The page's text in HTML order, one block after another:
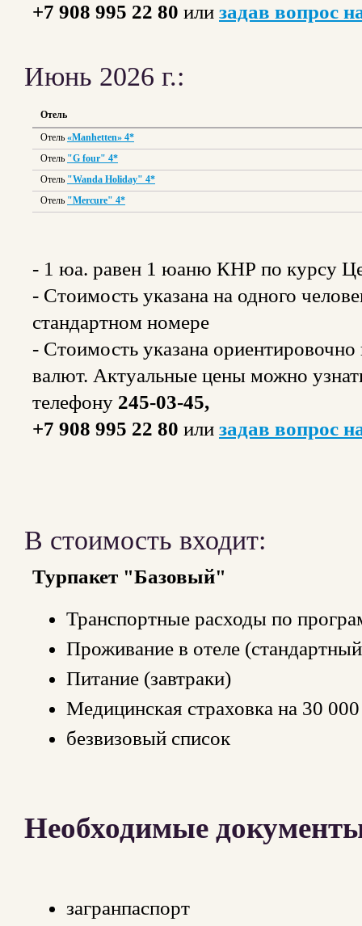
+7 908 995 22 80 или задав вопрос
Июнь 2026 г.:
Отель
Отель «Manhetten» 4*
Отель "G four" 4*
Отель "Wanda Holiday" 4*
Отель "Mercure" 4*
- 1 юа. равен 1 юаню КНР по курсу
- Стоимость указана на одного
стандартном номере
- Стоимость указана ориентировочно
валют. Актуальные цены можно
телефону 245-03-45,
+7 908 995 22 80 или задав вопрос
В стоимость входит:
Турпакет "Базовый"
Транспортные расходы по
Проживание в отеле
Питание (завтраки)
Медицинская страховка на 30
безвизовый список
Необходимые
загранпаспорт